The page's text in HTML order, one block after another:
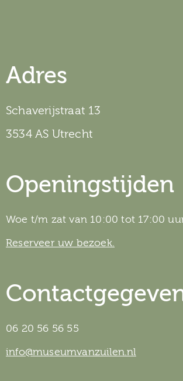
Adres
Schaverijstraat 13
3534 AS Utrecht
Openingstijden
Woe t/m zat van 10:00 tot 17:00
Reserveer uw bezoek.
06 20 56 56 55
info@museumvanzuilen.nl